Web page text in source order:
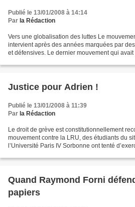
Publié le 13/01/2008 à 14:14
Par la Rédaction
Vers une globalisation des luttes Le
intervient après des années marquées par
et défensives. Le dernier mouvement qui
Justice pour Adrien !
Publié le 13/01/2008 à 11:39
Par la Rédaction
Le droit de grève est constitutionnellement
mouvement contre la LRU, des étudiants du
l’Université Paris IV Sorbonne ont tenté
Quand Raymond Forni
papiers